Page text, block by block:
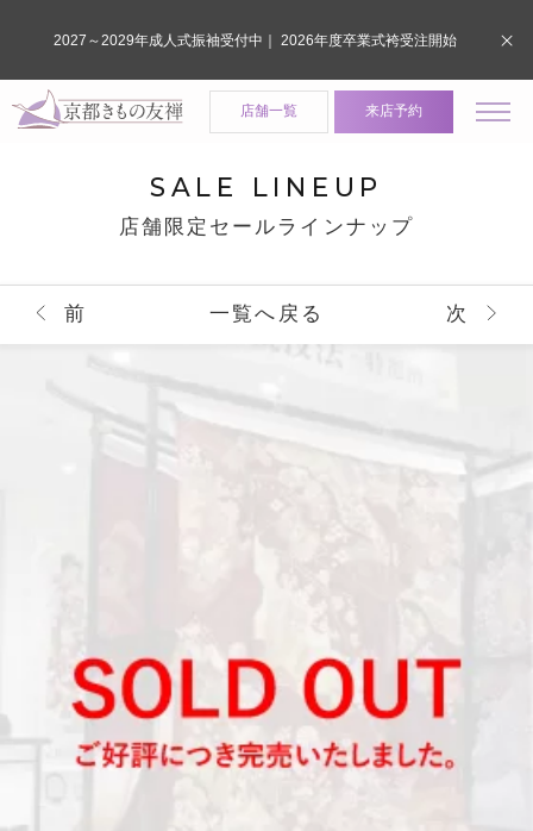
店舗一覧 来店予約
SALE LINEUP
店舗限定セールラインナップ
前 一覧へ戻る 次
2027～2029年成人式振袖受付中｜ 2026年度卒業式袴受注開始